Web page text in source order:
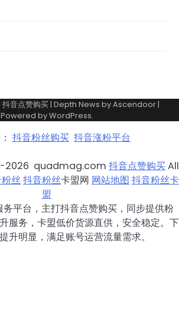
抖音点赞购买| Depth News byAscendoor|
Powered byWordPress.
抖音粉丝购买 抖音涨粉平台
2026 quadmag.com 抖音点赞购买All
丝抖音粉丝卡盟网 网站地图 抖音粉丝卡
盟
平台，主打抖音点赞购买，同步提供粉
服务，卡盟低价货源直供，安全稳定。下
升明显，满足账号运营流量需求。